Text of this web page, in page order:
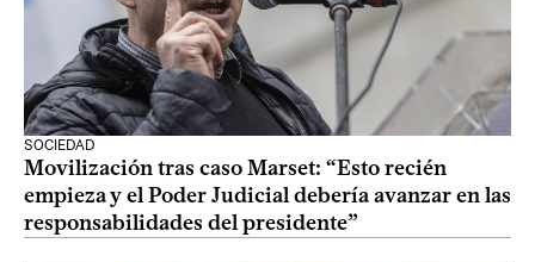
SOCIEDAD
Movilización tras caso Marset: “Esto recién
empieza y el Poder Judicial debería avanzar en las
responsabilidades del presidente”